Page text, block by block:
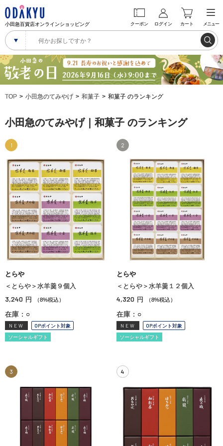
小田急百貨店オンラインショッピング クーポン ログイン カート メニュー
TOP 小田急のてみやげ 和菓子 和菓子 のランキング
小田急のてみやげ｜和菓子 のランキング
1
とらや
＜とらや＞水羊羹９個入
3,240 円 （8%税込）
在庫：○
NEW
OPポイント対象
ソーシャルギフト
2
とらや
＜とらや＞水羊羹１２個入
4,320 円 （8%税込）
在庫：○
NEW
OPポイント対象
ソーシャルギフト
3 4